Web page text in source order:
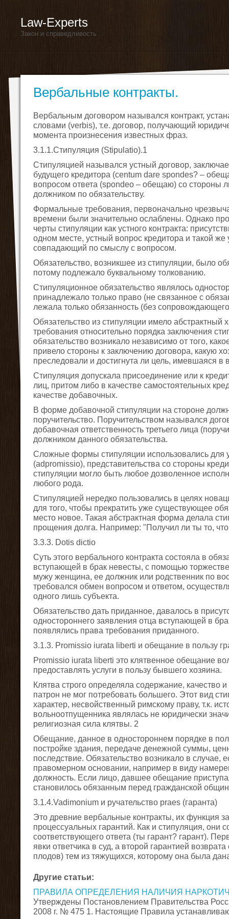
Law-Experts
Закон и справедливость
Вербальные контракты.
Вербальным договором назывался контракт,
словами (verbis), т.е. договор, получающий
момента произнесения известных фраз.
3.1.1.Стипуляция (Stipulatio).1
Стипуляцией назывался устный договор,
будущего кредитора (centum dare spondes? –
вопросом ответа (spondeo – обещаю) со стороны
должником по обязательству.
Формальные требования, первоначально
времени были значительно ослаблены. Однако
черты стипуляции как устного контракта:
одном месте, устный вопрос кредитора и такой же
совпадающий по смыслу с вопросом.
Обязательство, возникшее из стипуляции, было
потому подлежало буквальному толкованию.
Стипуляционное обязательство являлось
принадлежало только право (не связанное с
лежала только обязанность (без
Обязательство из стипуляции имело абстрактный
требования относительно порядка заключения
обязательство возникало независимо от того,
привело стороны к заключению договора, какую
преследовали и достигнута ли цель, имевшаяся в
Стипуляция допускала присоединение или к
лиц, притом либо в качестве самостоятельных
качестве добавочных.
В форме добавочной стипуляции на стороне
поручительство. Поручительством назывался
добавочная ответственность третьего лица
должником данного обязательства.
Сложные формы стипуляции использовались для
(adpromissio), представительства со стороны
стипуляции могло быть любое дозволенное
любого рода.
Стипуляцией нередко пользовались в целях
для того, чтобы прекратить уже существующее
место новое. Такая абстрактная форма делала
прощения долга. Например: "Получил ли ты то,
3.3.3. Dotis dictio
Суть этого вербального контракта состояла в
вступающей в брак невесты, с помощью
мужу женщина, ее должник или родственник по
требовался обмен вопросом и ответом,
одного лишь субъекта.
Обязательство дать приданное, давалось в
одностороннего заявления отца вступающей в
появлялись права требования приданного.
3.1.3. Promissio iurata liberti и обещание в пользу
Promissio iurata liberti это клятвенное обещание
предоставлять услуги в пользу бывшего хозяина.
Клятва строго определяла содержание, качество и
патрон не мог потребовать большего. Этот вид
характер, несвойственный римскому праву, т.к.
вольноотпущенника являлась не юридически
религиозная сила клятвы. 2
Обещание, данное в одностороннем порядке в
постройке здания, передаче денежной суммы,
последствие. Обязательство возникало в случае,
правомерном основании, например в виду
должность. Если лицо, давшее обещание
становилось обязанным перед гражданской
3.1.4.Vadimonium и ручательство praes (гаранта)
Это древние вербальные контракты, их функция
процессуальных гарантий. Как и стипуляция, они
соответствующего ответа (ты гарант? гарант).
явки ответчика в суд, а второй гарантией
плодов) тем из тяжущихся, которому она была
Другие статьи:
ПРАВИЛА ОПРЕДЕЛЕНИЯ НАЛИЧИЯ
Утверждены Постановлением Правительства
2008 г. № 475 1. Настоящие Правила